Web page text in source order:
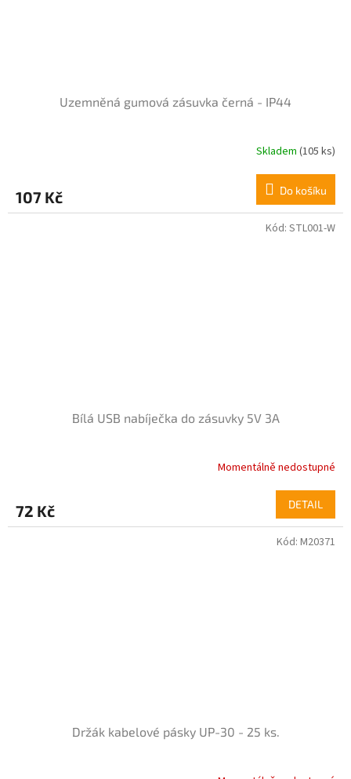
Uzemněná gumová zásuvka černá - IP44
Skladem (105 ks)
107 Kč Do košíku
Bílá USB nabíječka do zásuvky 5V 3A
Momentálně nedostupné
72 Kč DETAIL
Kód: STL001-W
Držák kabelové pásky UP-30 - 25 ks.
Kód: M20371